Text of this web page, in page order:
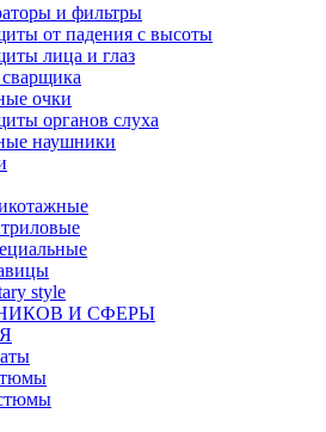
и фильтры
от падения с высоты
лица и глаз
очки
органов слуха
наушники
style
И СФЕРЫ